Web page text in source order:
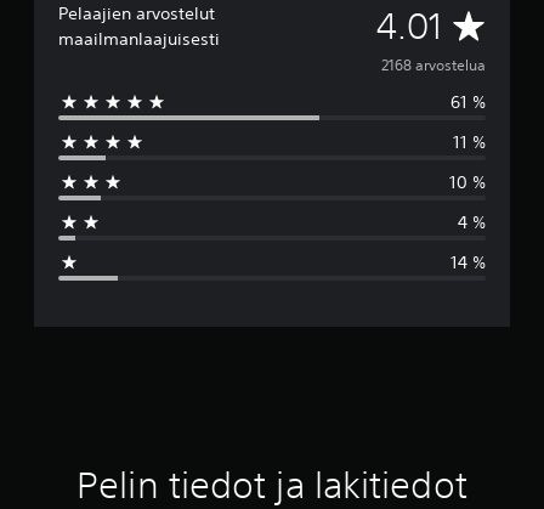
Pelaajien arvostelut
maailmanlaajuisesti
4.01 K
e
s
k
a
v
.
2168 arvostelua
61 %
11 %
10 %
4 %
14 %
Pelin tiedot ja lakitiedot